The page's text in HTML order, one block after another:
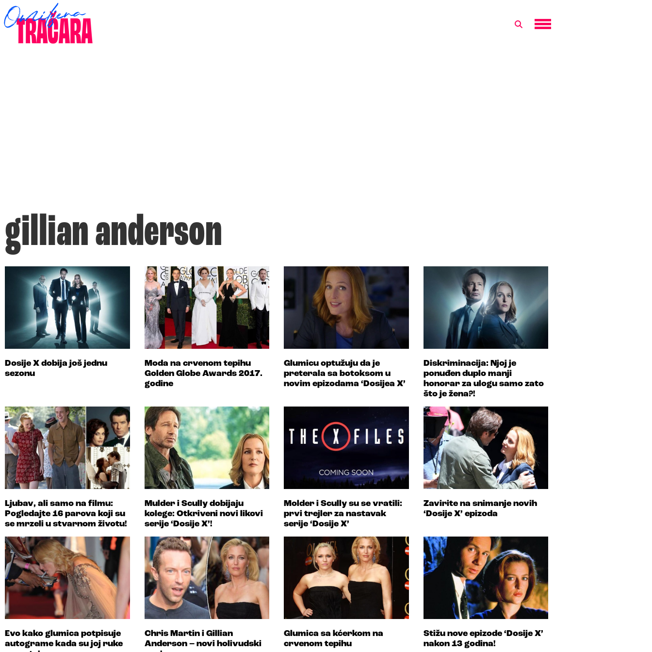
gillian anderson
Dosije X dobija još jednu
sezonu
Moda na crvenom tepihu
Golden Globe Awards 2017.
godine
Glumicu optužuju da je
preterala sa botoksom u
novim epizodama ‘Dosijea X’
Diskriminacija: Njoj je
ponuđen duplo manji
honorar za ulogu samo zato
što je žena?!
Ljubav, ali samo na filmu:
Pogledajte 16 parova koji su
se mrzeli u stvarnom životu!
Mulder i Scully dobijaju
kolege: Otkriveni novi likovi
serije ‘Dosije X’!
Molder i Scully su se vratili:
prvi trejler za nastavak
serije ‘Dosije X’
Zavirite na snimanje novih
‘Dosije X’ epizoda
Evo kako glumica potpisuje
autograme kada su joj ruke
Chris Martin i Gillian
Anderson – novi holivudski
Glumica sa kćerkom na
crvenom tepihu
Stižu nove epizode ‘Dosije X’
nakon 13 godina!